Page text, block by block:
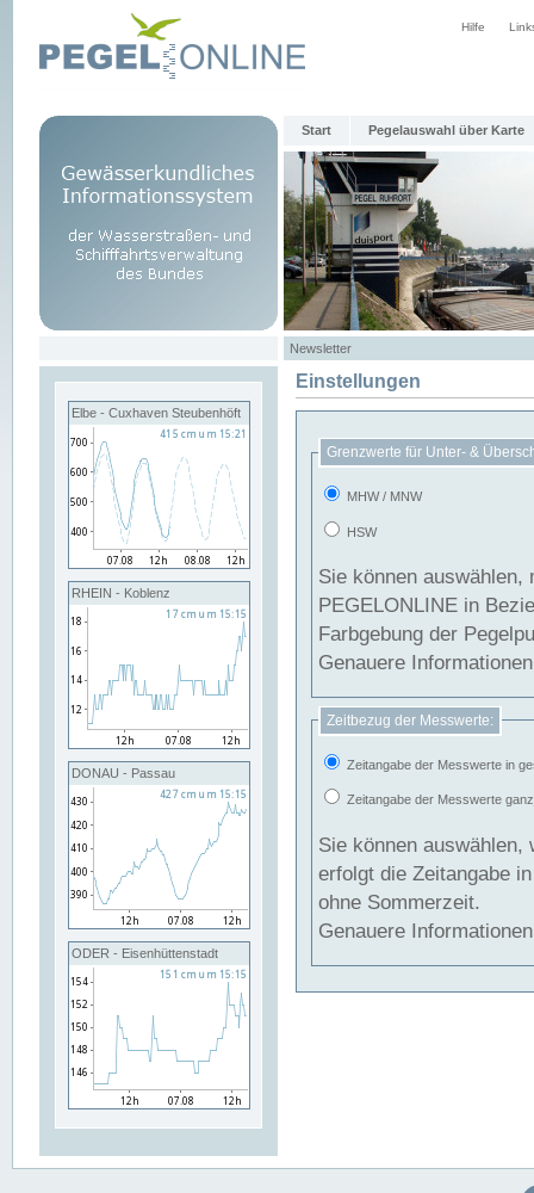
Hilfe
Start Pegelauswahl über Karte
Newsletter
Elbe - Cuxhaven Steubenhöft
RHEIN - Koblenz
DONAU - Passau
ODER - Eisenhüttenstadt
Einstellungen
Grenzwerte für Unter- &
MHW / MNW
HSW
Sie können
PEGELONLINE in Beziehung
Farbgebung der
Genauere
Zeitbezug der Messwerte:
Zeitangabe der Messwerte in
Zeitangabe der Messwerte
Sie können auswählen,
erfolgt die Zeitangabe
ohne Sommerzeit.
Genauere